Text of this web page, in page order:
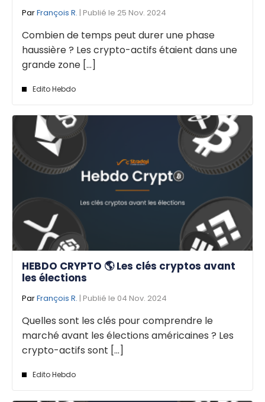
ParFrançois R. | Publié le 25 Nov. 2024
Combien de temps peut durer une phase
haussière ? Les crypto-actifs étaient dans une
grande zone [...]
Edito Hebdo
HEBDO CRYPTO 🌎 Les clés cryptos avant
les élections
ParFrançois R. | Publié le 04 Nov. 2024
Quelles sont les clés pour comprendre le
marché avant les élections américaines ? Les
crypto-actifs sont [...]
Edito Hebdo